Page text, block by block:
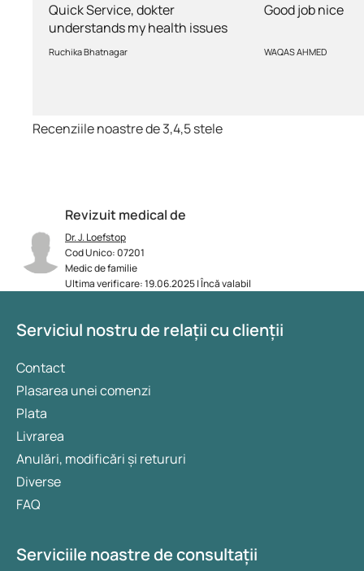
Revizuit medical de
Dr. J. Loefstop
Cod Unico: 07201
Medic de familie
Ultima verificare: 19.06.2025 | Încă valabil
Quick Service, dokter
understands my health issues
and good diagnosis
Ruchika Bhatnagar
Good job nice
WAQAS AHMED
Recenziile noastre de 3,4,5 stele
Serviciul nostru de relații cu clienții
Contact
Plasarea unei comenzi
Plata
Livrarea
Anulări, modificări și retururi
Diverse
FAQ
Serviciile noastre de consultații